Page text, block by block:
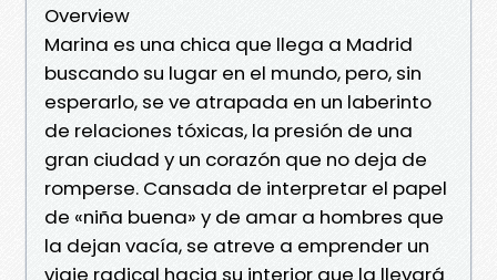
Overview
Marina es una chica que llega a Madrid
buscando su lugar en el mundo, pero, sin
esperarlo, se ve atrapada en un laberinto
de relaciones tóxicas, la presión de una
gran ciudad y un corazón que no deja de
romperse. Cansada de interpretar el papel
de «niña buena» y de amar a hombres que
la dejan vacía, se atreve a emprender un
viaje radical hacia su interior que la llevará